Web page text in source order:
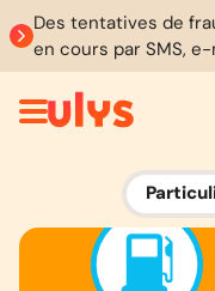
Des tentatives de
en cours par SMS,